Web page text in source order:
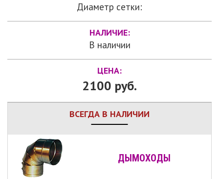
Диаметр сетки:
НАЛИЧИЕ:
В наличии
ЦЕНА:
2100 руб.
ВСЕГДА В НАЛИЧИИ
ДЫМОХОДЫ